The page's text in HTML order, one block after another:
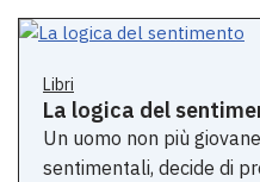
Libri
La logica del
Un uomo non più
sentimentali, decide di